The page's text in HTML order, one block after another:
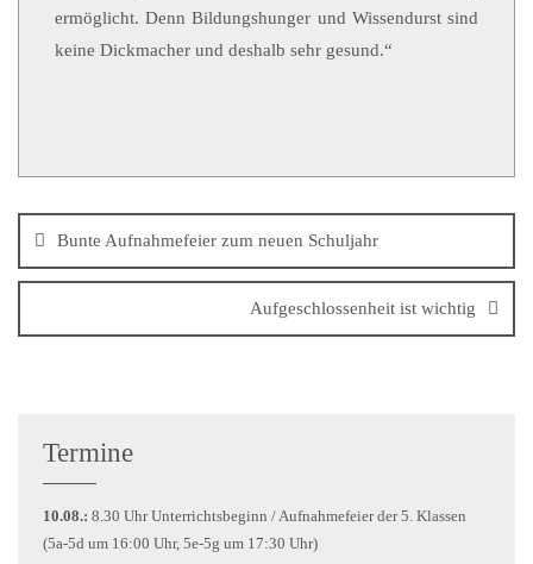
ermöglicht. Denn Bildungshunger und Wissendurst sind
keine Dickmacher und deshalb sehr gesund.“
Bunte Aufnahmefeier zum neuen Schuljahr
Aufgeschlossenheit ist wichtig
Termine
10.08.: 8.30 Uhr Unterrichtsbeginn / Aufnahmefeier der 5. Klassen
(5a-5d um 16:00 Uhr, 5e-5g um 17:30 Uhr)